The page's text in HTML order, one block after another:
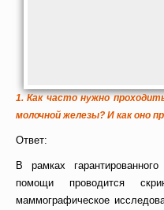
1.Как часто нужно
молочной железы? И как оно
Ответ:
В рамках
помощи проводится
маммографическое